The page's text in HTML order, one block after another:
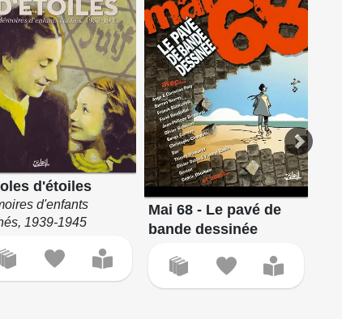
d'étoiles
d'enfants
1939-1945
Mai 68 - Le pavé de
bande dessinée